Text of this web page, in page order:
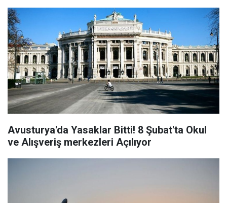
Avusturya'da Yasaklar Bitti! 8 Şubat'ta Okul
ve Alışveriş merkezleri Açılıyor